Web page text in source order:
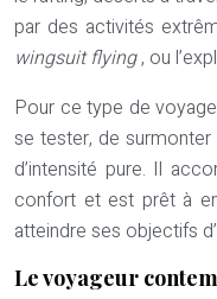
par des activités
wingsuit flying, ou
Pour ce type de
se tester, de
d’intensité pure. Il
confort et est prêt à
atteindre ses objectifs
Le voyageur